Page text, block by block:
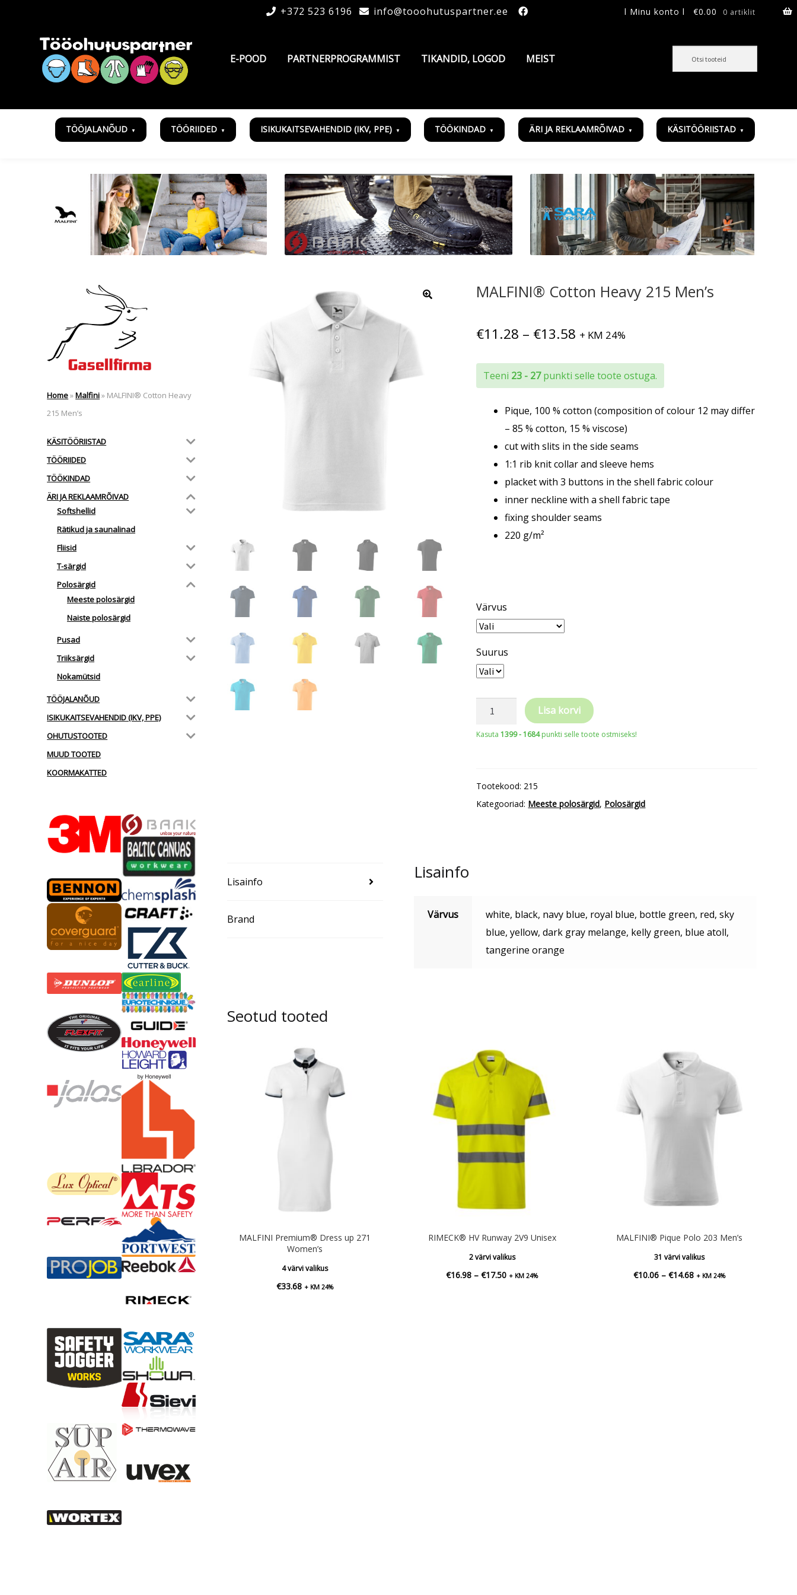
€0.00 0 artiklit
+372 523 6196 info@tooohutuspartner.ee l Minu konto l
E-POOD PARTNERPROGRAMMIST TIKANDID, LOGOD MEIST
TÖÖJALANÕUD TÖÖRIIDED ISIKUKAITSEVAHENDID (IKV, PPE) TÖÖKINDAD ÄRI JA REKLAAMRÕIVAD KÄSITÖÖRIISTAD
MALFINI® Cotton Heavy 215 Men’s
€11.28 – €13.58 Hinnavahemik:
kuni
€13.58
+ KM 24%
Teeni 23 - 27punkti selle toote ostuga.
Pique, 100 % cotton (composition of colour 12 may differ
– 85 % cotton, 15 % viscose)
cut with slits in the side seams
1:1 rib knit collar and sleeve hems
placket with 3 buttons in the shell fabric colour
inner neckline with a shell fabric tape
fixing shoulder seams
220 g/m²
Värvus
Suurus
MALFINI®
Lisa korvi
Kasuta1399 - 1684punkti selle toote ostmiseks!
Tootekood: 215
Kategooriad: Meeste polosärgid, Polosärgid
Lisainfo
Brand
Lisainfo
Värvus
white, black, navy blue, royal blue, bottle green, red, sky
blue, yellow, dark gray melange, kelly green, blue atoll,
tangerine orange
Seotud tooted
MALFINI Premium® Dress up 271
Women’s
4 värvi valikus
€33.68 + KM 24%
RIMECK® HV Runway 2V9 Unisex
2 värvi valikus
€16.98 – €17.50Hinnavahemik:
+ KM 24%
MALFINI® Pique Polo 203 Men’s
31 värvi valikus
€10.06 – €14.68Hinnavahemik:
+ KM 24%
Home»Malfini» MALFINI® Cotton Heavy
215 Men’s
KÄSITÖÖRIISTAD
TÖÖRIIDED
TÖÖKINDAD
ÄRI JA REKLAAMRÕIVAD
Softshellid
Rätikud ja saunalinad
Fliisid
T-särgid
Polosärgid
Meeste polosärgid
Naiste polosärgid
Pusad
Triiksärgid
Nokamütsid
TÖÖJALANÕUD
ISIKUKAITSEVAHENDID (IKV, PPE)
OHUTUSTOOTED
MUUD TOOTED
KOORMAKATTED